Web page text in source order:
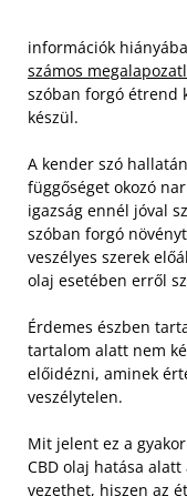
információk
számos
szóban forgó étrend
készül.
A kender szó
függőséget okozó
igazság ennél jóval
szóban forgó
veszélyes szerek
olaj esetében erről
Érdemes észben
tartalom alatt nem
előidézni, aminek
veszélytelen.
Mit jelent ez a
CBD olaj hatása
vezethet, hiszen az